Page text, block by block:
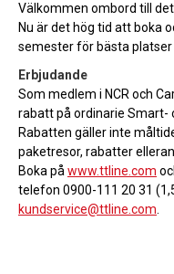
Välkommen ombord till
Nu är det hög tid att boka
semester för bästa platser
Erbjudande
Som medlem i NCR och
rabatt på ordinarie Smart-
Rabatten gäller inte
paketresor, rabatter
Boka påwww.ttline.com
telefon 0900-111 20 31
kundservice@ttline.com.